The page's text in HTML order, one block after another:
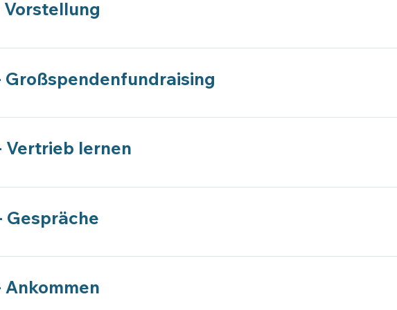
Vorstellung
Kurs und Zielsetzung des Kurses und Einordnung des Referenten in die
Großspendenfundraising
werden die Grundlagen des Großspendenfundraising vermittelt. Es geht
Vertrieb lernen
aus dem Vertrieb lernen. Die emotionale Seite des Vertriebes
Gespräche
Gespräche im Fundraising. Einordnung der Gespräche in die
Ankommen